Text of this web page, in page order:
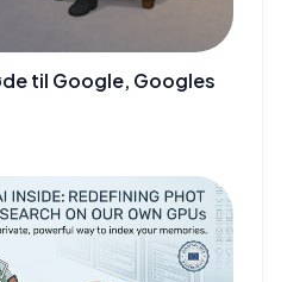
til Google, Googles